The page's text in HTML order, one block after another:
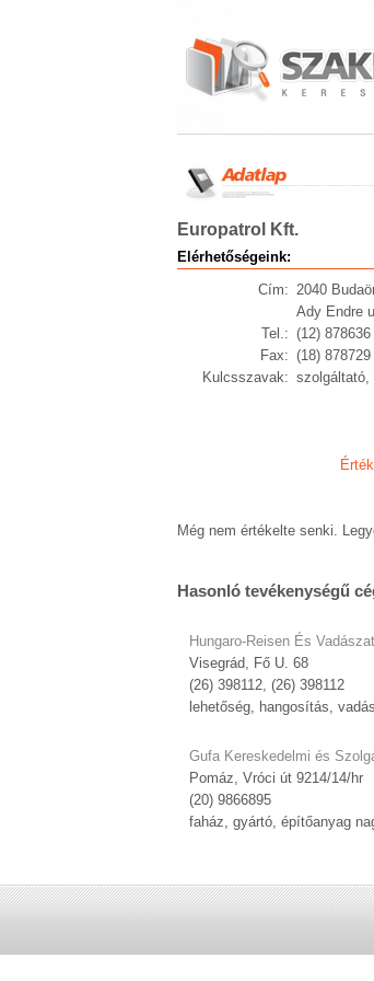
Europatrol Kft.
Elérhetőségeink:
Cím: 2040
Ady Endre
Tel.: (12)
Fax: (18) 878729
Kulcsszavak: szolgáltató,
Még nem értékelte senki.
Hasonló tevékenységű
Hungaro-Reisen És
Visegrád, Fő U. 68
(26) 398112, (26) 398112
lehetőség, hangosítás,
Gufa Kereskedelmi és
Pomáz, Vróci út 9214/14/hr
(20) 9866895
faház, gyártó, építőanyag